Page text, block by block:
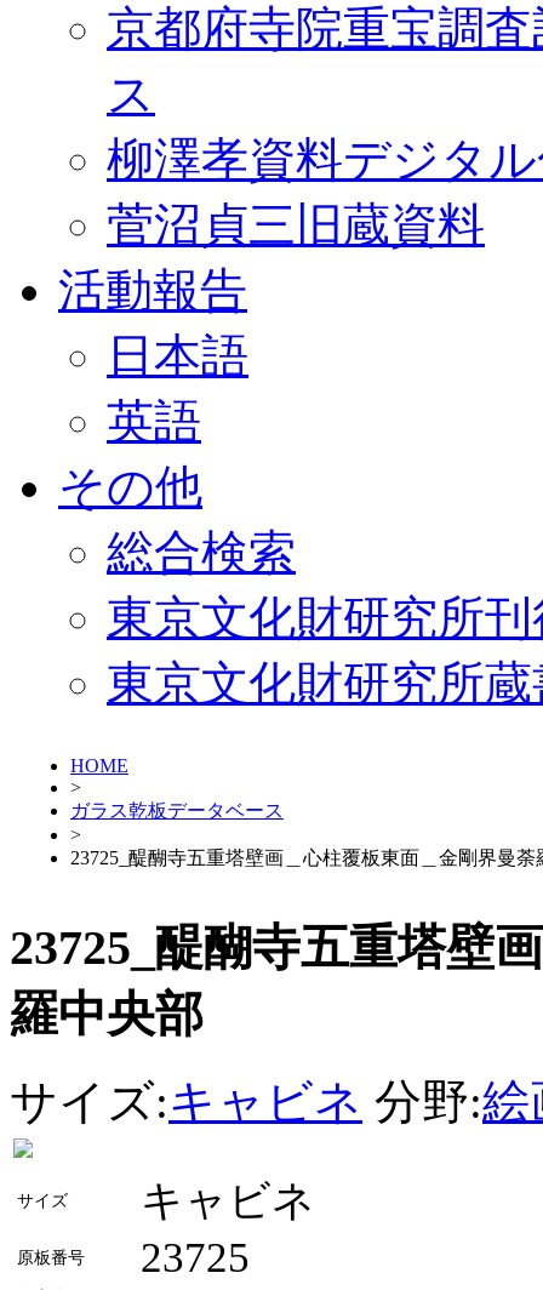
京都府寺院重宝調
ス
柳澤孝資料デジタ
菅沼貞三旧蔵資料
活動報告
日本語
英語
その他
総合検索
東京文化財研究所
東京文化財研究所
HOME
>
ガラス乾板データベース
>
23725_醍醐寺五重塔壁画＿心柱覆板東面＿金剛界曼荼
23725_醍醐寺五重塔壁
羅中央部
サイズ:キャビネ 分野:絵
サイズ キャビネ
原板番号 23725